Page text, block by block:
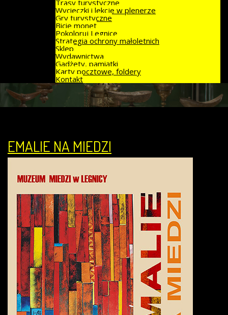
Trasy turystyczne
Wycieczki i lekcje w plenerze
Gry turystyczne
Bicie monet
Pokoloruj Legnicę
Strategia ochrony małoletnich
Sklep
Wydawnictwa
Gadżety, pamiątki
Karty pocztowe, foldery
Kontakt
EMALIE NA MIEDZI